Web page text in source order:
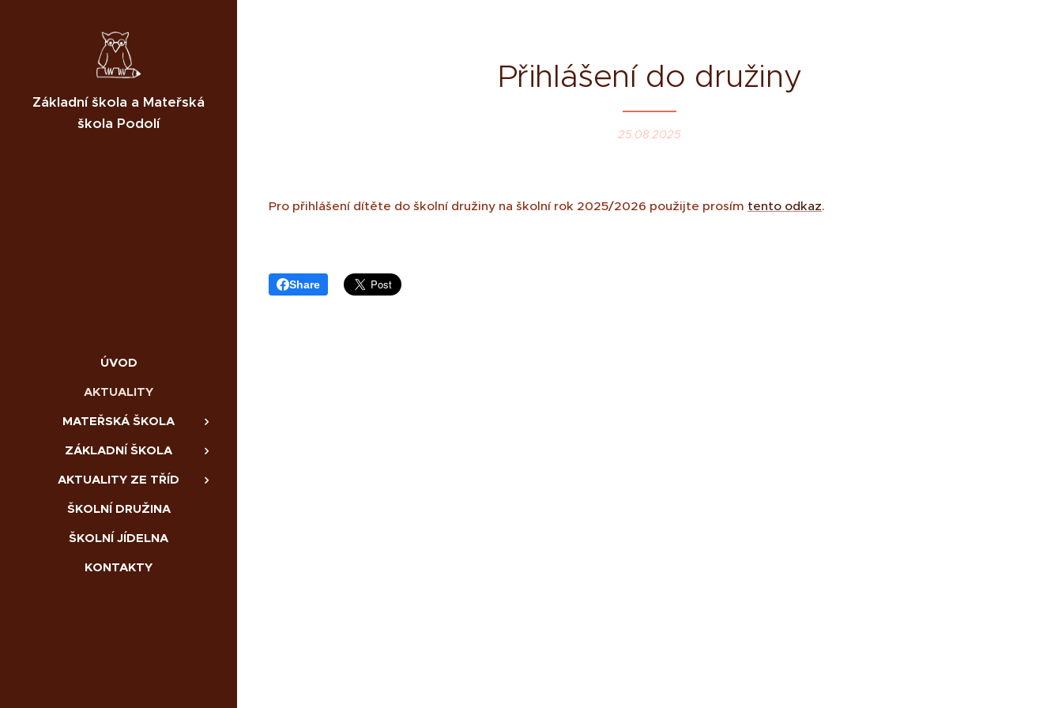
Základní škola a Mateřská
škola Podolí
ÚVOD
AKTUALITY
MATEŘSKÁ ŠKOLA
ZÁKLADNÍ ŠKOLA
AKTUALITY ZE TŘÍD
ŠKOLNÍ DRUŽINA
ŠKOLNÍ JÍDELNA
KONTAKTY
Přihlášení do družiny
25.08.2025
Pro přihlášení dítěte do školní družiny na školní rok 2025/2026 použijte prosím tento odkaz.
Share